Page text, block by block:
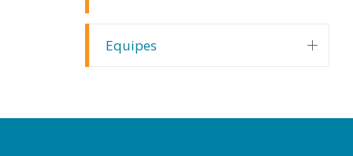
Equipes